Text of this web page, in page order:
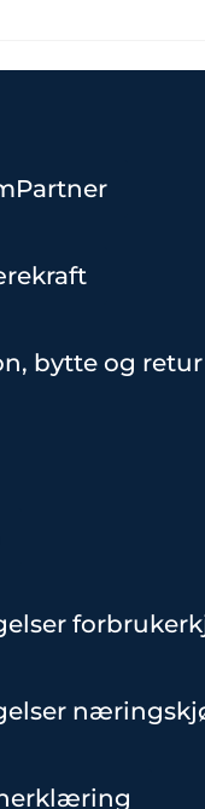
bytte og retur